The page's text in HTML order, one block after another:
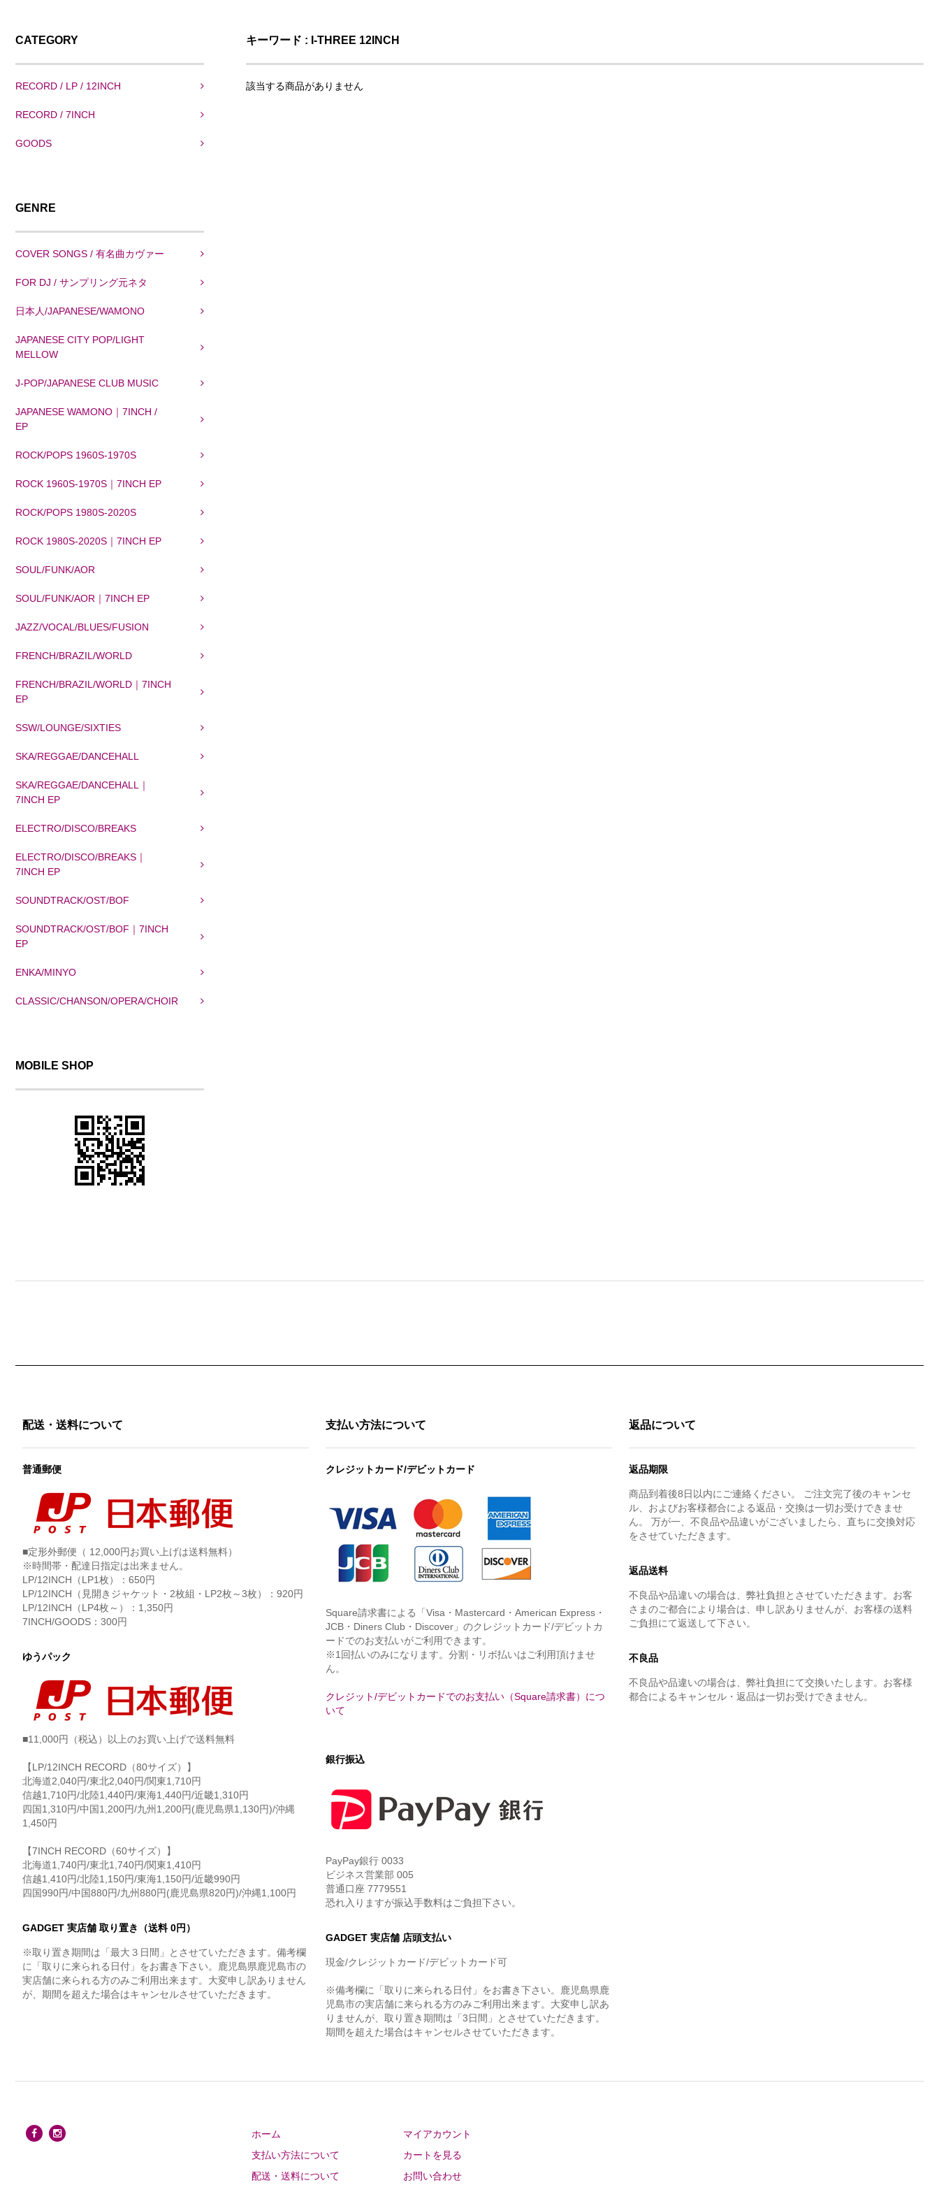
CATEGORY
RECORD / LP / 12INCH
RECORD / 7INCH
GOODS
GENRE
COVER SONGS / 有名曲カヴァー
FOR DJ / サンプリング元ネタ
日本人/JAPANESE/WAMONO
JAPANESE CITY POP/LIGHT
MELLOW
J-POP/JAPANESE CLUB MUSIC
JAPANESE WAMONO｜7INCH /
EP
ROCK/POPS 1960S-1970S
ROCK 1960S-1970S｜7INCH EP
ROCK/POPS 1980S-2020S
ROCK 1980S-2020S｜7INCH EP
SOUL/FUNK/AOR
SOUL/FUNK/AOR｜7INCH EP
JAZZ/VOCAL/BLUES/FUSION
FRENCH/BRAZIL/WORLD
FRENCH/BRAZIL/WORLD｜7INCH
EP
SSW/LOUNGE/SIXTIES
SKA/REGGAE/DANCEHALL
SKA/REGGAE/DANCEHALL｜
7INCH EP
ELECTRO/DISCO/BREAKS
ELECTRO/DISCO/BREAKS｜
7INCH EP
SOUNDTRACK/OST/BOF
SOUNDTRACK/OST/BOF｜7INCH
EP
ENKA/MINYO
CLASSIC/CHANSON/OPERA/CHOIR
MOBILE SHOP
キーワード : I-THREE 12INCH
該当する商品がありません
配送・送料について
普通郵便
■定形外郵便（ 12,000円お買い上げは送料無料）
※時間帯・配達日指定は出来ません。
LP/12INCH（LP1枚）：650円
LP/12INCH（見開きジャケット・2枚組・LP2枚～3枚）：920円
LP/12INCH（LP4枚～）：1,350円
7INCH/GOODS：300円
ゆうパック
■11,000円（税込）以上のお買い上げで送料無料
【LP/12INCH RECORD（80サイズ）】
北海道2,040円/東北2,040円/関東1,710円
信越1,710円/北陸1,440円/東海1,440円/近畿1,310円
四国1,310円/中国1,200円/九州1,200円(鹿児島県1,130円)/沖縄
1,450円
【7INCH RECORD（60サイズ）】
北海道1,740円/東北1,740円/関東1,410円
信越1,410円/北陸1,150円/東海1,150円/近畿990円
四国990円/中国880円/九州880円(鹿児島県820円)/沖縄1,100円
GADGET 実店舗 取り置き（送料 0円）
※取り置き期間は「最大３日間」とさせていただきます。備考欄
に「取りに来られる日付」をお書き下さい。鹿児島県鹿児島市の
実店舗に来られる方のみご利用出来ます。大変申し訳ありません
が、期間を超えた場合はキャンセルさせていただきます。
支払い方法について
クレジットカード/デビットカード
Square請求書による「Visa・Mastercard・American Express・
JCB・Diners Club・Discover」のクレジットカード/デビットカ
ードでのお支払いがご利用できます。
※1回払いのみになります。分割・リボ払いはご利用頂けませ
ん。
クレジット/デビットカードでのお支払い（Square請求書）につ
いて
銀行振込
PayPay銀行 0033
ビジネス営業部 005
普通口座 7779551
恐れ入りますが振込手数料はご負担下さい。
GADGET 実店舗 店頭支払い
現金/クレジットカード/デビットカード可
※備考欄に「取りに来られる日付」をお書き下さい。鹿児島県鹿
児島市の実店舗に来られる方のみご利用出来ます。大変申し訳あ
りませんが、取り置き期間は「3日間」とさせていただきます。
期間を超えた場合はキャンセルさせていただきます。
返品について
返品期限
商品到着後8日以内にご連絡ください。 ご注文完了後のキャンセ
ル、およびお客様都合による返品・交換は一切お受けできませ
ん。 万が一、不良品や品違いがございましたら、直ちに交換対応
をさせていただきます。
返品送料
不良品や品違いの場合は、弊社負担とさせていただきます。お客
さまのご都合により場合は、申し訳ありませんが、お客様の送料
ご負担にて返送して下さい。
不良品
不良品や品違いの場合は、弊社負担にて交換いたします。お客様
都合によるキャンセル・返品は一切お受けできません。
ホーム
支払い方法について
配送・送料について
マイアカウント
カートを見る
お問い合わせ